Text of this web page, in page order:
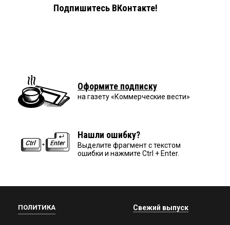
Подпишитесь ВКонтакте!
Оформите подписку
на газету «Коммерческие вести»
Нашли ошибку?
Выделите фрагмент с текстом
ошибки и нажмите Ctrl + Enter.
ПОЛИТИКА Свежий выпуск